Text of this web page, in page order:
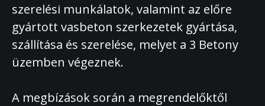
szerelési munkálatok, valamint az előre
gyártott vasbeton szerkezetek gyártása,
szállítása és szerelése, melyet a 3 Betony
üzemben végeznek.
A megbízások során a megrendelőktől